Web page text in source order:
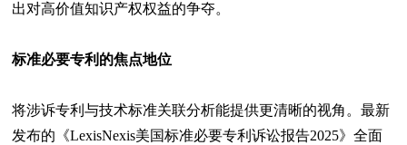
出对高价值知识产权权益的争夺。
标准必要专利的焦点地位
将涉诉专利与技术标准关联分析能提供更清晰的视角。最新
发布的《LexisNexis美国标准必要专利诉讼报告2025》全面